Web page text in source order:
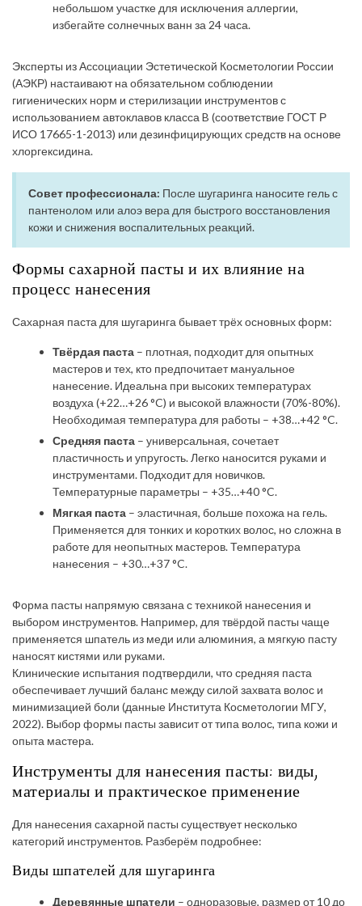
небольшом участке для исключения аллергии,
избегайте солнечных ванн за 24 часа.
Эксперты из Ассоциации Эстетической Косметологии России
(АЭКР) настаивают на обязательном соблюдении
гигиенических норм и стерилизации инструментов с
использованием автоклавов класса B (соответствие ГОСТ Р
ИСО 17665-1-2013) или дезинфицирующих средств на основе
хлоргексидина.
Совет профессионала: После шугаринга наносите гель с
пантенолом или алоэ вера для быстрого восстановления
кожи и снижения воспалительных реакций.
Формы сахарной пасты и их влияние на
процесс нанесения
Сахарная паста для шугаринга бывает трёх основных форм:
Твёрдая паста – плотная, подходит для опытных
мастеров и тех, кто предпочитает мануальное
нанесение. Идеальна при высоких температурах
воздуха (+22…+26 °C) и высокой влажности (70%-80%).
Необходимая температура для работы – +38…+42 °C.
Средняя паста – универсальная, сочетает
пластичность и упругость. Легко наносится руками и
инструментами. Подходит для новичков.
Температурные параметры – +35…+40 °C.
Мягкая паста – эластичная, больше похожа на гель.
Применяется для тонких и коротких волос, но сложна в
работе для неопытных мастеров. Температура
нанесения – +30…+37 °C.
Форма пасты напрямую связана с техникой нанесения и
выбором инструментов. Например, для твёрдой пасты чаще
применяется шпатель из меди или алюминия, а мягкую пасту
наносят кистями или руками.
Клинические испытания подтвердили, что средняя паста
обеспечивает лучший баланс между силой захвата волос и
минимизацией боли (данные Института Косметологии МГУ,
2022). Выбор формы пасты зависит от типа волос, типа кожи и
опыта мастера.
Инструменты для нанесения пасты: виды,
материалы и практическое применение
Для нанесения сахарной пасты существует несколько
категорий инструментов. Разберём подробнее:
Виды шпателей для шугаринга
Деревянные шпатели – одноразовые, размер от 10 до